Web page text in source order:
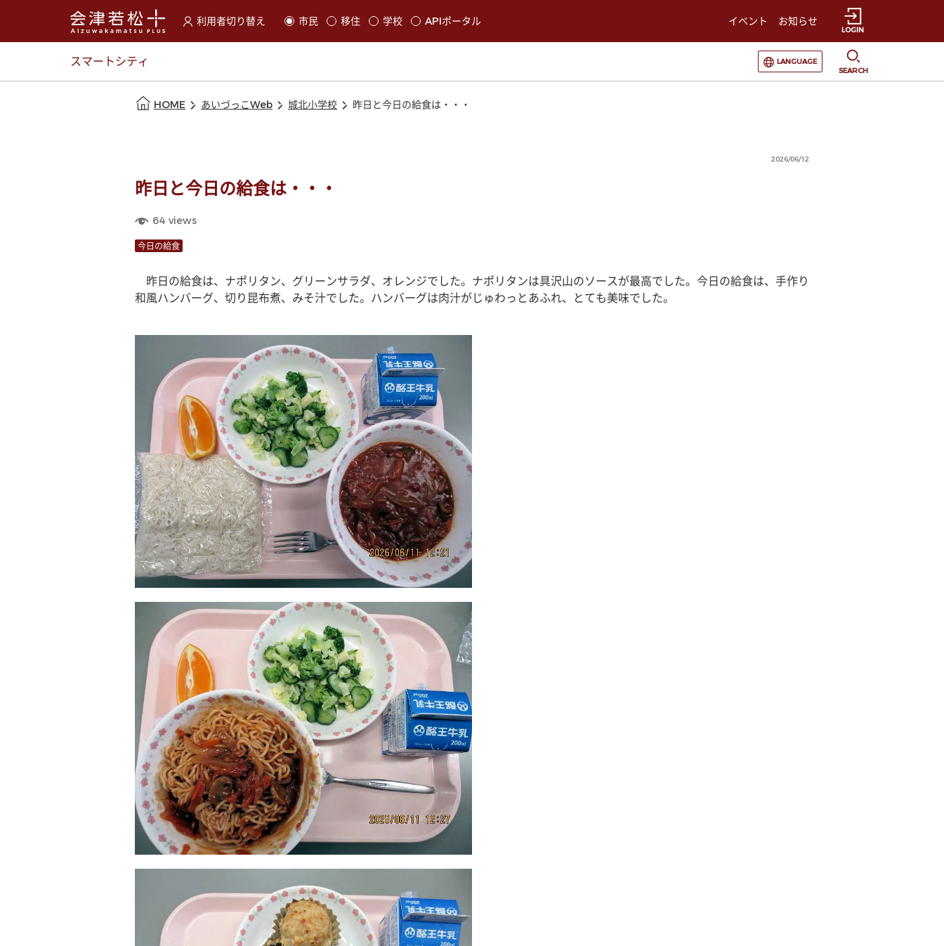
利用者切り替え
選択すると利用者の切替が発生します
市民 移住 学校 APIポータル イベント お知らせ
LOGIN
スマートシティ
選択すると言語の切替が発生します
LANGUAGE
SEARCH
HOME あいづっこWeb 城北小学校 昨日と今日の給食は・・・
2026/06/12
昨日と今日の給食は・・・
64 views
今日の給食
昨日の給食は、ナポリタン、グリーンサラダ、オレンジでした。ナポリタンは具沢山のソースが最高でした。今日の給食は、手作り
和風ハンバーグ、切り昆布煮、みそ汁でした。ハンバーグは肉汁がじゅわっとあふれ、とても美味でした。